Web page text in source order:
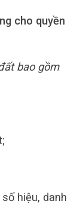
cho quyền
bao gồm
hiệu, danh